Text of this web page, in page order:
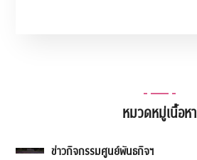
หมวดหมู่เนื้อหา
ข่าวกิจกรรมศูนย์พันธกิจฯ